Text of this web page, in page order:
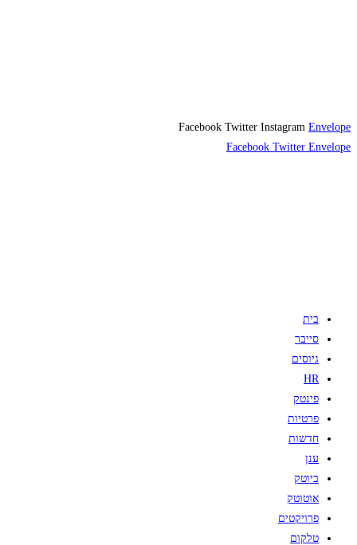
Facebook Twitter Instagram Envelope
Facebook Twitter Envelope
בית
סייבר
גיוסים
HR
פינטק
פרטיות
חדשות
ענן
ביוטק
אוטוטק
פרויקטים
טלקום